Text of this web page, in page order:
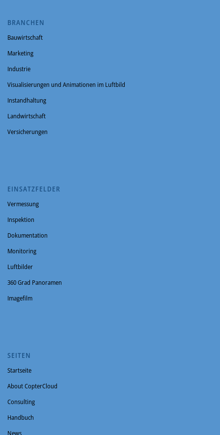
BRANCHEN
Bauwirtschaft
Marketing
Industrie
Visualisierungen und Animationen im Luftbild
Instandhaltung
Landwirtschaft
Versicherungen
EINSATZFELDER
Vermessung
Inspektion
Dokumentation
Monitoring
Luftbilder
360 Grad Panoramen
Imagefilm
SEITEN
Startseite
About CopterCloud
Consulting
Handbuch
News